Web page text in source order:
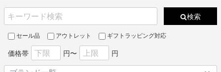
検索
セール品 アウトレット ギフトラッピング対応
価格帯 円〜 円